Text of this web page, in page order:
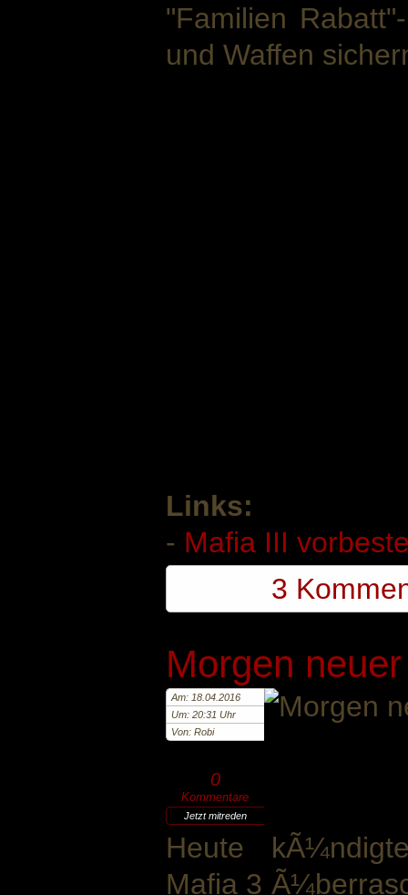
"Familien
und Waffen
Links:
- Mafia III
3
Morgen
Am: 18.04.2016
Um: 20:31 Uhr
Von: Robi
0
Kommentare
Jetzt mitreden
Heute
Mafia 3